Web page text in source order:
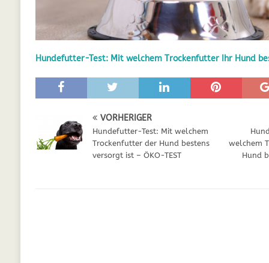
GESUNDHEIT
[ Juli 5, 2025 ] Der Wössinger
[ Juli 5, 2025 ] Unter Kritik: Prinzessin Kate
Online WELPEN
[ September 29, 2021 ] Kalzium für Hunde
Hundefutter-Test: Mit welchem Trockenfutter Ihr Hund
VORHERIGER
Hundefutter-Test: Mit welchem
Trockenfutter der Hund bestens
versorgt ist – ÖKO-TEST
welchem
Hund